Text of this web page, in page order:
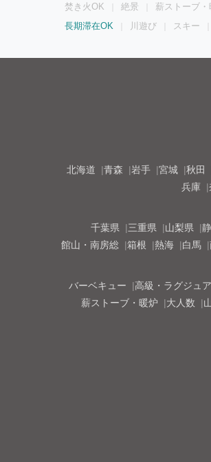
とき。 140×205サイズのデイベッド
焚き火OK
絶景 薪ストーブ・
長期滞在OK
川遊び スキー
北海道 青森 岩手 宮城 秋田
兵庫
千葉県 三重県 山梨県
館山・南房総
箱根 熱海 白馬
バーベキュー 高級・ラグジュ
薪ストーブ・暖炉
大人数